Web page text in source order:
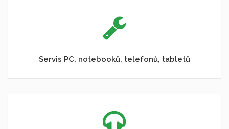
Servis PC, notebooků, telefonů, tabletů